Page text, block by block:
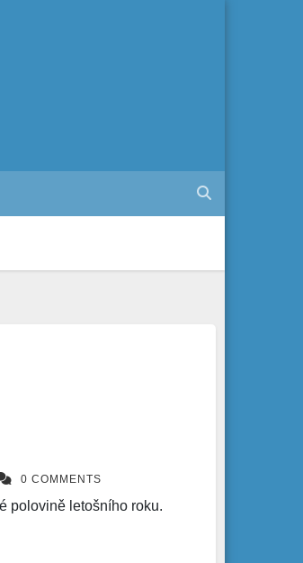
0 COMMENTS
polovině letošního roku.